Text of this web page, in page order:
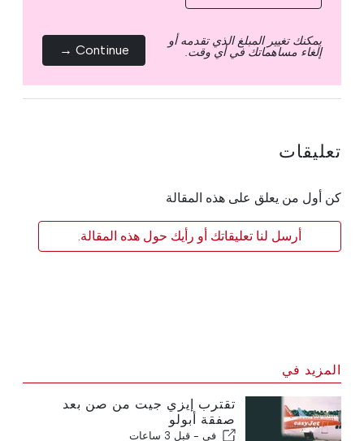
يمكنك تغيير المبلغ الذي تقدمه أو
إلغاء مساهماتك في أي وقت. Continue →
تعليقات
كن أول من يعلق على هذه المقالة
أرسل لنا تعليقاتك أو رأيك حول هذه المقالة.
المزيد في
تقترب إيزي جيت من صن بعد
صفقة أبولو
في - قبل 3 ساعات